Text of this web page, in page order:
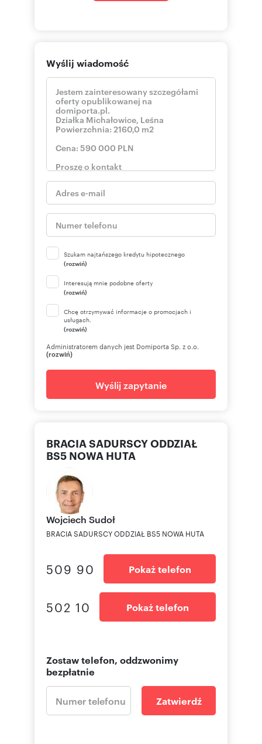
Dojazd: ASFALTOWA |
Otoczenie: działki zabudowane |
Komunikacja publ.: autobus podmiejski, autobus
miejski |
Odległość do komunikacji publicznej [m]: 550 |
Odległość od centrum [m]: 2100 |
Odl. do szkoły [m]: 2100 |
Odl. do przedszkola [m]: 2100 |
Wymiary działki [m]: 77 x 30 |
Zagosp. działki: częściowo zagospodarowana |
Ukształtowanie działki: płaska |
Kształt działki: prostokąt |
Ogrodzenie działki: brak |
Warunki zabudowy: MPZP |
jednorodzinny |
::LINK DO STRONY |
sadurscy.pl/offer/BS5-GS-304823
Zobacz Wirtualny Spacer:
https://panoramy.galactica.pl/virgo/465584
pokaż telefon
Oddział BS5, Nowa Huta |
Bracia Sadurscy Dariusz Sadurski |
Os. Kazimierzowskie 36 |
12 2 pokaż telefon
Oferta wysłana z systemu Galactica Virgo
Numer oferty: BS5-GS-304823-31
Wyślij wiadomość
Szukam najtańszego kredytu hipotecznego
(rozwiń)
Interesują mnie podobne oferty
(rozwiń)
Chcę otrzymywać informacje o promocjach i
usługach.
(rozwiń)
Administratorem danych jest Domiporta Sp. z o.o.
(rozwiń)
Wyślij zapytanie
BRACIA SADURSCY ODDZIAŁ
BS5 NOWA HUTA
Wojciech Sudoł
BRACIA SADURSCY ODDZIAŁ BS5 NOWA HUTA
509 90 Pokaż telefon
502 10 Pokaż telefon
Zostaw telefon, oddzwonimy
bezpłatnie
Zatwierdź